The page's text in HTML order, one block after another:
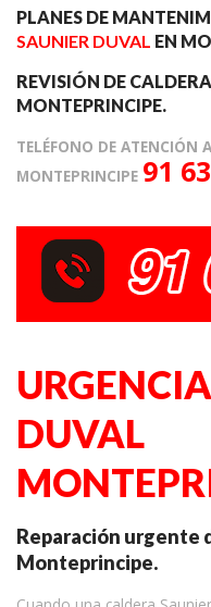
PLANES DE
SAUNIER DUVAL EN
REVISIÓN DE
MONTEPRINCIPE.
TELÉFONO DE ATENCIÓN
MONTEPRINCIPE 91
DUVAL
Reparación urgente
Monteprincipe.